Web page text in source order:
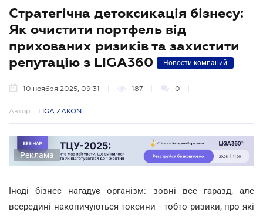
Стратегічна детоксикація бізнесу:
Як очистити портфель від
прихованих ризиків та захистити
репутацію з LIGA360
Новости компаний
10 ноября 2025, 09:31 187 0
Автор: LIGA ZAKON
Реклама
Іноді бізнес нагадує організм: зовні все гаразд, але
всередині накопичуються токсини - тобто ризики, про які